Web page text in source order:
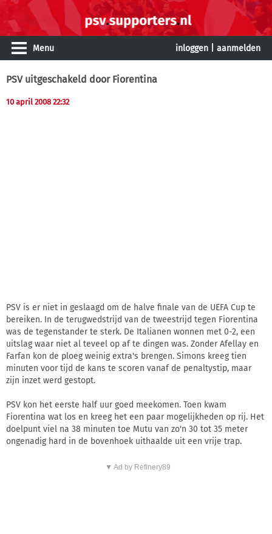
Menu inloggen aanmelden
PSV uitgeschakeld door Fiorentina
10 april 2008 22:32
PSV is er niet in geslaagd om de halve finale van de UEFA Cup te
bereiken. In de terugwedstrijd van de tweestrijd tegen Fiorentina
was de tegenstander te sterk. De Italianen wonnen met 0-2, een
uitslag waar niet al teveel op af te dingen was. Zonder Afellay en
Farfan kon de ploeg weinig extra's brengen. Simons kreeg tien
minuten voor tijd de kans te scoren vanaf de penaltystip, maar
zijn inzet werd gestopt.
PSV kon het eerste half uur goed meekomen. Toen kwam
Fiorentina wat los en kreeg het een paar mogelijkheden op rij. Het
doelpunt viel na 38 minuten toe Mutu van zo'n 30 tot 35 meter
ongenadig hard in de bovenhoek uithaalde uit een vrije trap.
▼ Ad by Refinery89